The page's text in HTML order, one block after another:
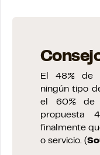
El 48% de
ningún tipo
el 60% de
propuesta
finalmente
o servicio. (